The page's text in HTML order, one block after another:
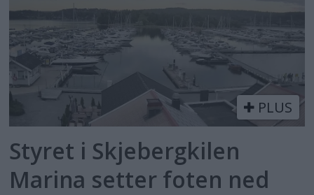
PLUS
Styret i Skjebergkilen
Marina setter foten ned